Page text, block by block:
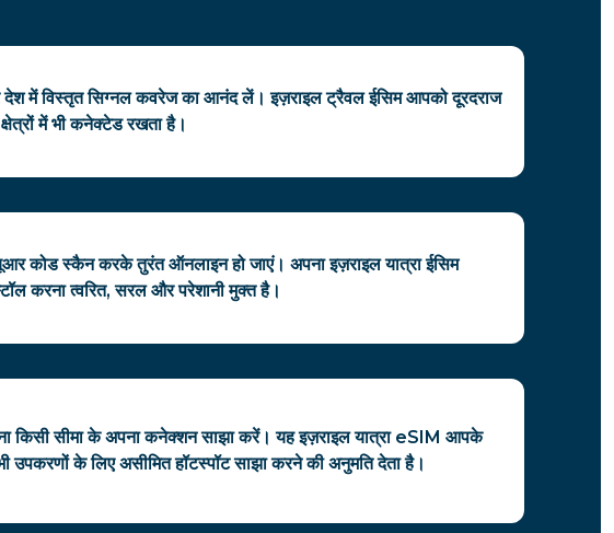
देश में विस्तृत सिग्नल कवरेज का आनंद लें। इज़राइल ट्रैवल ईसिम आपको दूरदराज
में भी कनेक्टेड रखता है।
कोड स्कैन करके तुरंत ऑनलाइन हो जाएं। अपना इज़राइल यात्रा ईसिम
करना त्वरित, सरल और परेशानी मुक्त है।
किसी सीमा के अपना कनेक्शन साझा करें। यह इज़राइल यात्रा eSIM आपके
उपकरणों के लिए असीमित हॉटस्पॉट साझा करने की अनुमति देता है।